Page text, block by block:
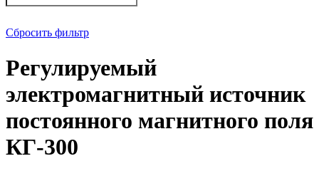
Сбросить фильтр
Регулируемый
электромагнитный источник
постоянного магнитного поля
КГ-300